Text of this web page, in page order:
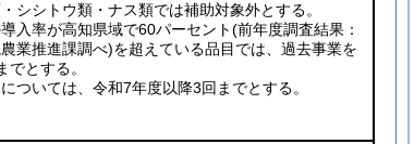
シシトウ類・ナス類では補助対象外とする。
導入率が高知県域で60パーセント(前年度調査結果：
業推進課調べ)を超えている品目では、過去事業を
でとする。
ついては、令和7年度以降3回までとする。